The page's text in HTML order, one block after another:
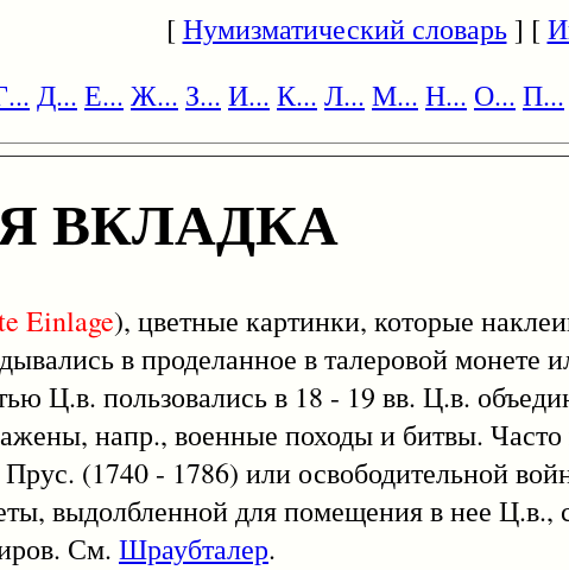
[Нумизматический словарь] [
Д... Е... Ж... З... И... К... Л... М... Н... О... П...
ВКЛАДКА
Einlage), цветные картинки, которые
в проделанное в талеровой монете
Ц.в. пользовались в 18 - 19 вв. Ц.в.
напр., военные походы и битвы.
Прус. (1740 - 1786) или освободительной
выдолбленной для помещения в нее Ц.в.,
См. Шраубталер.